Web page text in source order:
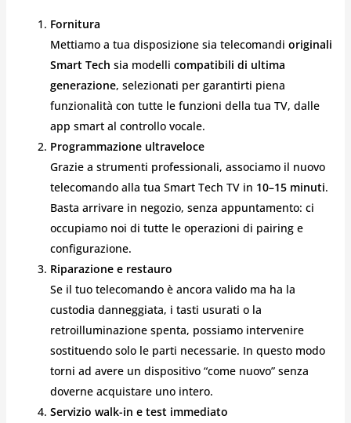
Fornitura
Mettiamo a tua disposizione sia telecomandi originali
Smart Tech sia modelli compatibili di ultima
generazione, selezionati per garantirti piena
funzionalità con tutte le funzioni della tua TV, dalle
app smart al controllo vocale.
Programmazione ultraveloce
Grazie a strumenti professionali, associamo il nuovo
telecomando alla tua Smart Tech TV in 10–15 minuti.
Basta arrivare in negozio, senza appuntamento: ci
occupiamo noi di tutte le operazioni di pairing e
configurazione.
Riparazione e restauro
Se il tuo telecomando è ancora valido ma ha la
custodia danneggiata, i tasti usurati o la
retroilluminazione spenta, possiamo intervenire
sostituendo solo le parti necessarie. In questo modo
torni ad avere un dispositivo “come nuovo” senza
doverne acquistare uno intero.
Servizio walk-in e test immediato